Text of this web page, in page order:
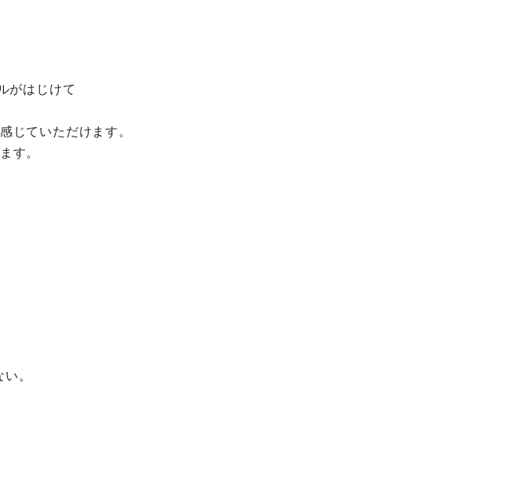
がはじけて
じていただけます。
す。
。